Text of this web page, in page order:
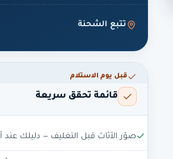
تتبع الشحنة
قبل يوم الاستلام
قائمة تحقق سريعة
صوّر الأثاث قبل التغليف — دليلك عند